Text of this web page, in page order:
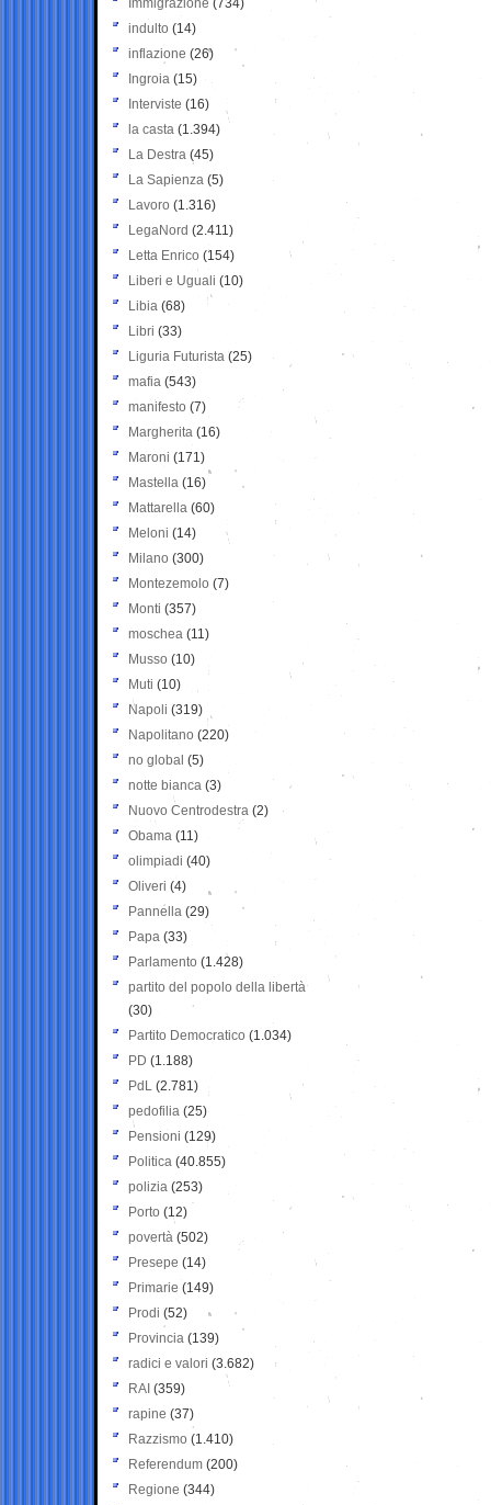
Immigrazione (734)
indulto (14)
inflazione (26)
Ingroia (15)
Interviste (16)
la casta (1.394)
La Destra (45)
La Sapienza (5)
Lavoro (1.316)
LegaNord (2.411)
Letta Enrico (154)
Liberi e Uguali (10)
Libia (68)
Libri (33)
Liguria Futurista (25)
mafia (543)
manifesto (7)
Margherita (16)
Maroni (171)
Mastella (16)
Mattarella (60)
Meloni (14)
Milano (300)
Montezemolo (7)
Monti (357)
moschea (11)
Musso (10)
Muti (10)
Napoli (319)
Napolitano (220)
no global (5)
notte bianca (3)
Nuovo Centrodestra (2)
Obama (11)
olimpiadi (40)
Oliveri (4)
Pannella (29)
Papa (33)
Parlamento (1.428)
partito del popolo della libertà
(30)
Partito Democratico (1.034)
PD (1.188)
PdL (2.781)
pedofilia (25)
Pensioni (129)
Politica (40.855)
polizia (253)
Porto (12)
povertà (502)
Presepe (14)
Primarie (149)
Prodi (52)
Provincia (139)
radici e valori (3.682)
RAI (359)
rapine (37)
Razzismo (1.410)
Referendum (200)
Regione (344)